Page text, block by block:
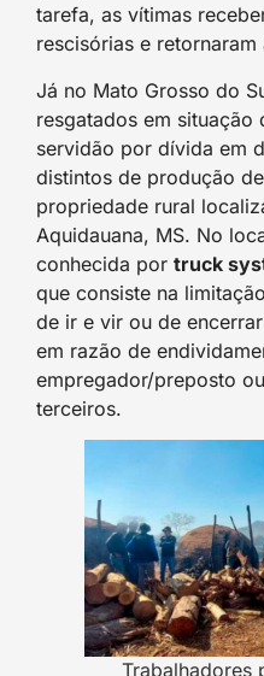
tarefa, as vítimas
rescisórias e
Já no Mato Grosso do
resgatados em situação
servidão por dívida em
distintos de produção
propriedade rural
Aquidauana, MS. No
conhecida por truck
que consiste na
de ir e vir ou de
em razão de
empregador/preposto
terceiros.
Trabalhadores